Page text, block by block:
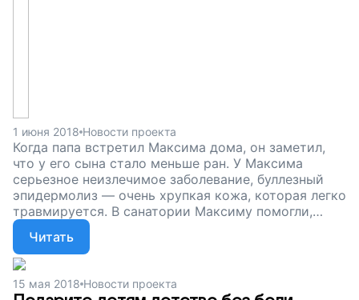
1 июня 2018 Новости проекта
Когда папа встретил Максима дома, он заметил,
что у его сына стало меньше ран. У Максима
серьезное неизлечимое заболевание, буллезный
эпидермолиз — очень хрупкая кожа, которая легко
травмируется. В санатории Максиму помогли,
кожа укрепилась, раны затянулись и стали меньше
болеть. Сейчас мы собираем деньги, чтобы десять
детей с буллезным эпидермолизом прошли такой
же курс лечения. Помогите детям не бояться
нового дня, поддержите наш проект!
Читать
15 мая 2018 Новости проекта